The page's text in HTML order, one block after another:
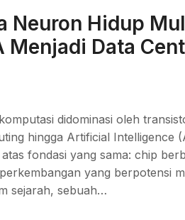
Neuron Hidup
Data
didominasi oleh
hingga Artificial Intelligence
fondasi yang sama: chip
yang berpotensi
sejarah, sebuah…